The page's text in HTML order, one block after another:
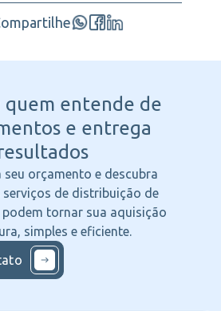
quem entende de
e entrega
seu orçamento e descubra
de distribuição de
tornar sua aquisição
simples e eficiente.